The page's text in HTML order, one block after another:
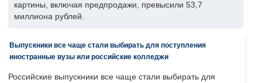
картины, включая предпродажи, превысили 53,7
миллиона рублей.
Выпускники все чаще стали выбирать для поступления
иностранные вузы или российские колледжи
Российские выпускники все чаще стали выбирать для